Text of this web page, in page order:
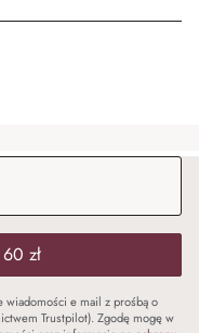
zł
wiadomości e mail z prośbą o
Trustpilot). Zgodę mogę w